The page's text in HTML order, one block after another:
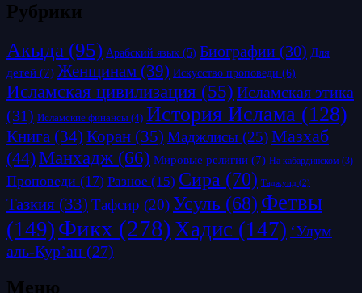
Рубрики
Акыда (95) Арабский язык (5) Биографии (30) Для
детей (7) Женщинам (39) Искусство проповеди (6)
Исламская цивилизация (55) Исламская этика
(31) Исламские финансы (4) История Ислама (128)
Книга (34) Коран (35) Маджлисы (25)Мазхаб
(44)Манхадж (66) Мировые религии (7) На кабардинском (3)
Проповеди (17) Разное (15) Сира (70) Таджуид (2)
Тазкия (33) Тафсир (20)Усуль (68) Фетвы
(149) Фикх (278)Хадис (147) ‘Улум
аль-Кур’ан (27)
Меню